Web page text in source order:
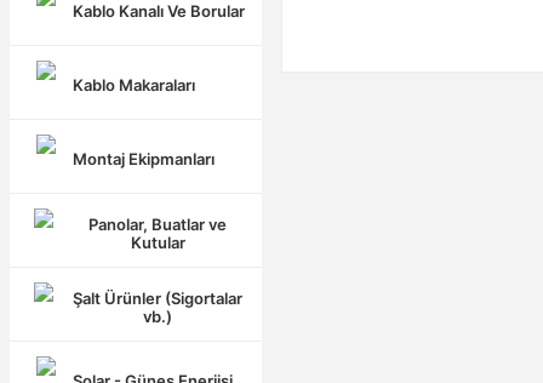
Kablo Kanalı Ve Borular
Kablo Makaraları
Montaj Ekipmanları
Panolar, Buatlar ve
Kutular
Şalt Ürünler (Sigortalar
vb.)